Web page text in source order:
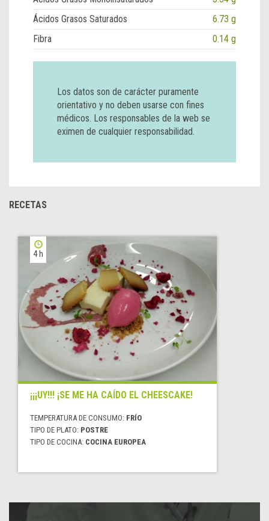
Ácidos Grasos Saturados
6.73 g
Fibra
0.14 g
Los datos son de carácter puramente
orientativo y no deben usarse con fines
médicos. Los responsables de la web se
eximen de cualquier responsabilidad.
RECETAS
4 h
¡¡¡UY!!! ¡SE ME HA CAÍDO EL CHEESCAKE!
TEMPERATURA DE CONSUMO: FRÍO
TIPO DE PLATO: POSTRE
TIPO DE COCINA: COCINA EUROPEA